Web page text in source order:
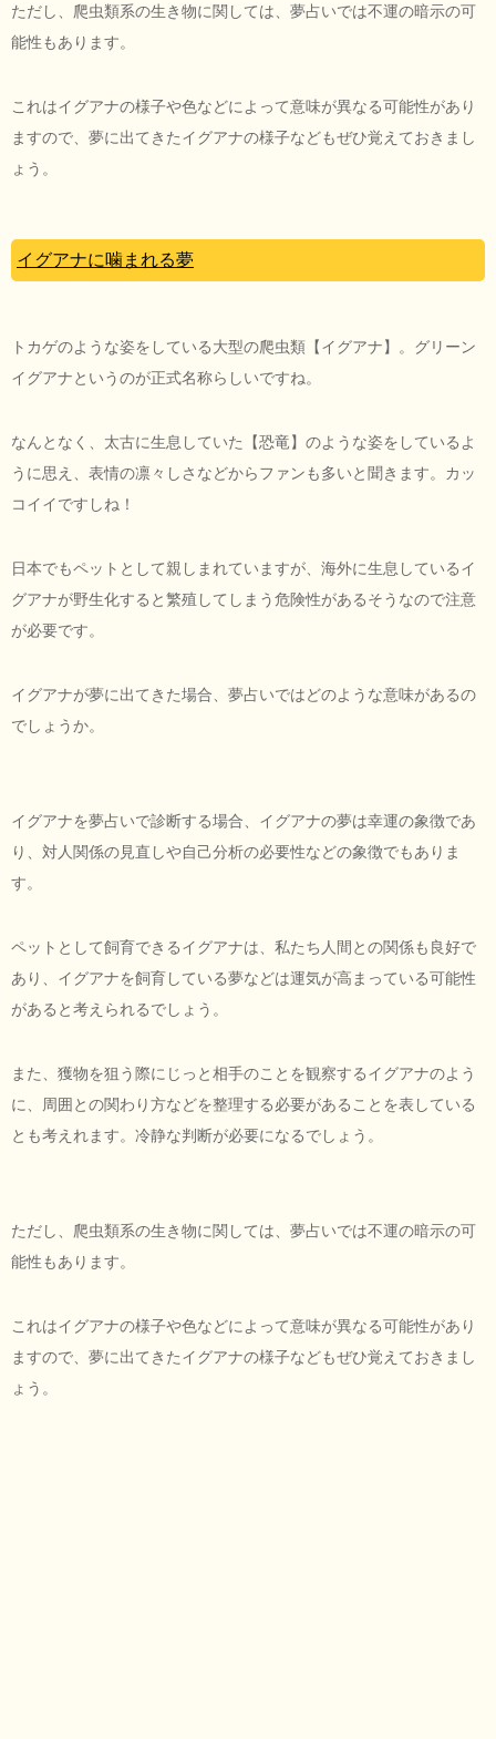
ただし、爬虫類系の生き物に関しては、夢占いでは不運の暗示の可
能性もあります。
これはイグアナの様子や色などによって意味が異なる可能性があり
ますので、夢に出てきたイグアナの様子などもぜひ覚えておきまし
ょう。
イグアナに噛まれる夢
トカゲのような姿をしている大型の爬虫類【イグアナ】。グリーン
イグアナというのが正式名称らしいですね。
なんとなく、太古に生息していた【恐竜】のような姿をしているよ
うに思え、表情の凛々しさなどからファンも多いと聞きます。カッ
コイイですしね！
日本でもペットとして親しまれていますが、海外に生息しているイ
グアナが野生化すると繁殖してしまう危険性があるそうなので注意
が必要です。
イグアナが夢に出てきた場合、夢占いではどのような意味があるの
でしょうか。
イグアナを夢占いで診断する場合、イグアナの夢は幸運の象徴であ
り、対人関係の見直しや自己分析の必要性などの象徴でもありま
す。
ペットとして飼育できるイグアナは、私たち人間との関係も良好で
あり、イグアナを飼育している夢などは運気が高まっている可能性
があると考えられるでしょう。
また、獲物を狙う際にじっと相手のことを観察するイグアナのよう
に、周囲との関わり方などを整理する必要があることを表している
とも考えれます。冷静な判断が必要になるでしょう。
ただし、爬虫類系の生き物に関しては、夢占いでは不運の暗示の可
能性もあります。
これはイグアナの様子や色などによって意味が異なる可能性があり
ますので、夢に出てきたイグアナの様子などもぜひ覚えておきまし
ょう。